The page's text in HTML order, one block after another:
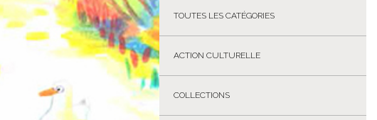
TOUTES LES CATÉGORIES
ACTION CULTURELLE
COLLECTIONS